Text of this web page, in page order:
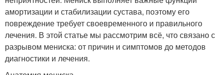
амортизации и стабилизации сустава, поэтому его
повреждение требует своевременного и правильного
лечения. В этой статье мы рассмотрим всё, что связано с
разрывом мениска: от причин и симптомов до методов
диагностики и лечения.